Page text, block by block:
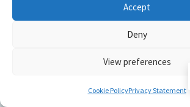
Accept
Deny
View preferences
Cookie PolicyPrivacy Statement
Similar Posts